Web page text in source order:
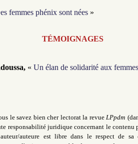
femmes phénix sont nées »
TÉMOIGNAGES
« Un élan de solidarité aux
le savez bien cher lectorat la revue LPpdm
responsabilité juridique concernant le contenu
auteure est libre dans le respect de sa